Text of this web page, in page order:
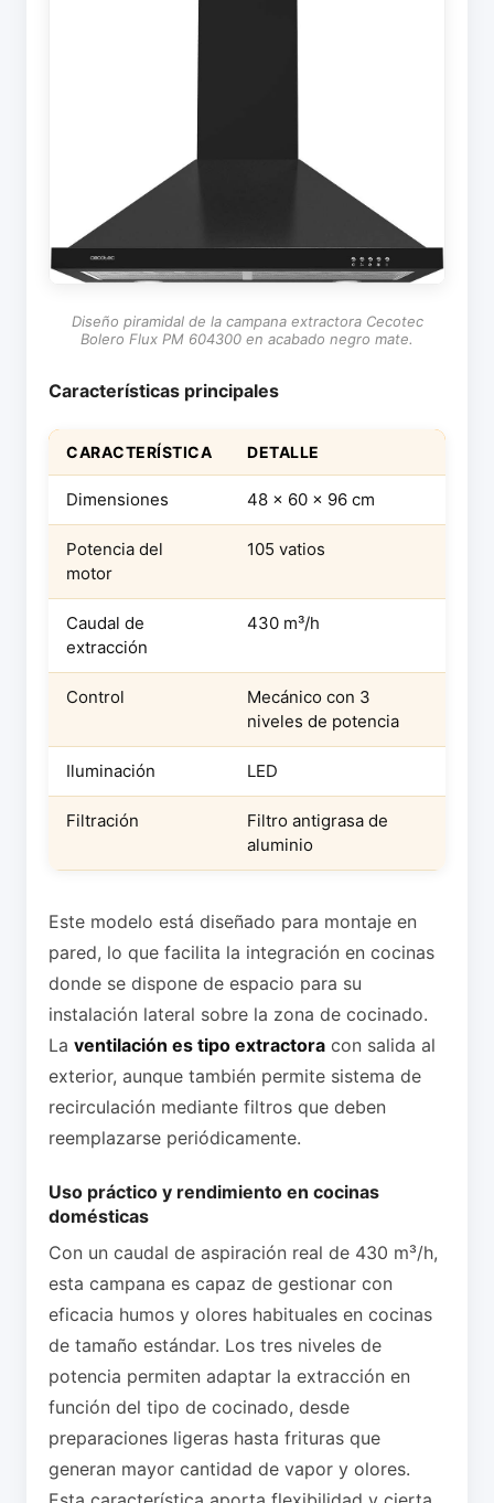
Diseño piramidal de la campana extractora Cecotec
Bolero Flux PM 604300 en acabado negro mate.
Características principales
CARACTERÍSTICA DETALLE
Dimensiones 48 x 60 x 96 cm
Potencia del
motor
105 vatios
Caudal de
extracción
430 m³/h
Control
Mecánico con 3
niveles de potencia
Iluminación LED
Filtración
Filtro antigrasa de
aluminio
Este modelo está diseñado para montaje en
pared, lo que facilita la integración en cocinas
donde se dispone de espacio para su
instalación lateral sobre la zona de cocinado.
La ventilación es tipo extractora con salida al
exterior, aunque también permite sistema de
recirculación mediante filtros que deben
reemplazarse periódicamente.
Uso práctico y rendimiento en cocinas
domésticas
Con un caudal de aspiración real de 430 m³/h,
esta campana es capaz de gestionar con
eficacia humos y olores habituales en cocinas
de tamaño estándar. Los tres niveles de
potencia permiten adaptar la extracción en
función del tipo de cocinado, desde
preparaciones ligeras hasta frituras que
generan mayor cantidad de vapor y olores.